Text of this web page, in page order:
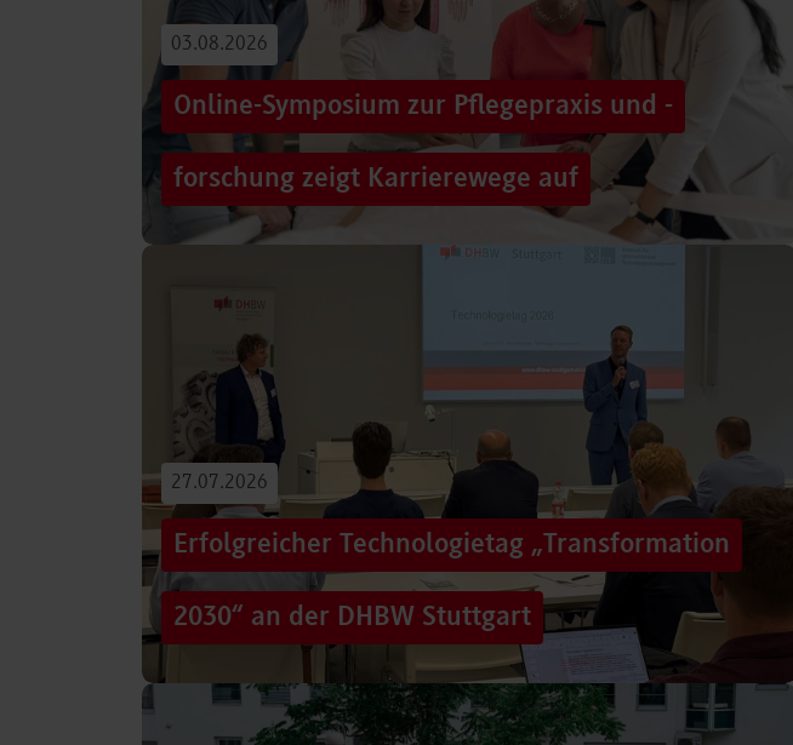
03.08.2026
Online-Symposium zur Pflegepraxis und -
forschung zeigt Karrierewege auf
Von der Promotion in Australien über die Weiterentwicklung
Führungsaufgaben – Drei…
Beitrag lesen
27.07.2026
Erfolgreicher Technologietag „Transformation
2030“ an der DHBW Stuttgart
Wie gelingt Transformation in einer Zeit, in der sich Technologien, Märkte
und gesellschaftliche Rahmenbedingungen immer schneller verändern?
Genau…